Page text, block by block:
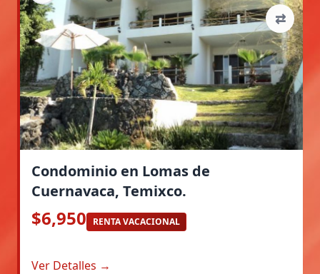
⇄
Condominio en Lomas de
Cuernavaca, Temixco.
$6,950 RENTA VACACIONAL
Ver Detalles →